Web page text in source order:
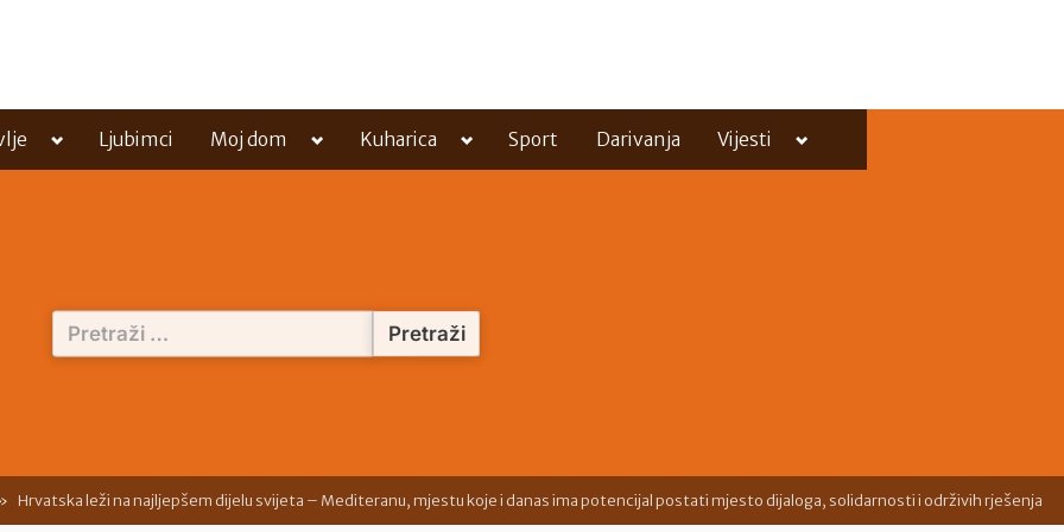
Toggle
menu
Ljubimci Moj dom
Toggle
menu
Kuharica
Toggle
menu
Sport Darivanja Vijesti
Toggle
menu
Pretraži:
Hrvatska leži na najljepšem dijelu svijeta – Mediteranu, mjestu koje i danas ima potencijal postati mjesto dijaloga, solidarnosti i održivih rješenja